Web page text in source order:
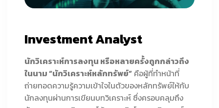
Investment Analyst
นักวิเคราะห์การลงทุน หรือหลายครั้งถูกกล่าวถึง
ในนาม “นักวิเคราะห์หลักทรัพย์” คือผู้ที่ทำหน้าที่
ถ่ายทอดความรู้ความเข้าใจในตัวของหลักทรัพย์ให้กับ
นักลงทุนผ่านการเขียนบทวิเคราะห์ ซึ่งครอบคลุมถึง